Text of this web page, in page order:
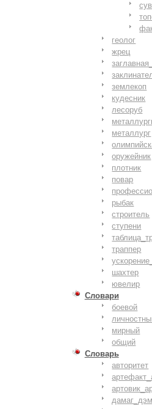
геолог
жрец
землекоп
кудесник
лесоруб
металлург
оружейник
плотник
повар
рыбак
строитель
ступени
траппер
шахтер
ювелир
Словари
боевой
мирный
общий
Словарь
авторитет